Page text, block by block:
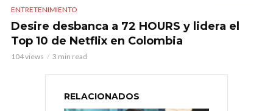
ENTRETENIMIENTO
Desire desbanca a 72 HOURS y lidera el
Top 10 de Netflix en Colombia
104 views 3 min read
RELACIONADOS